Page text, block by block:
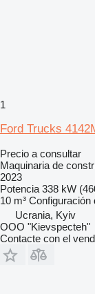
1
Ford Trucks
Precio a consultar
Maquinaria de
2023
Potencia 338 kW
10 m³ Configuración
Ucrania, Kyiv
OOO "Kievspecteh"
Contacte con el